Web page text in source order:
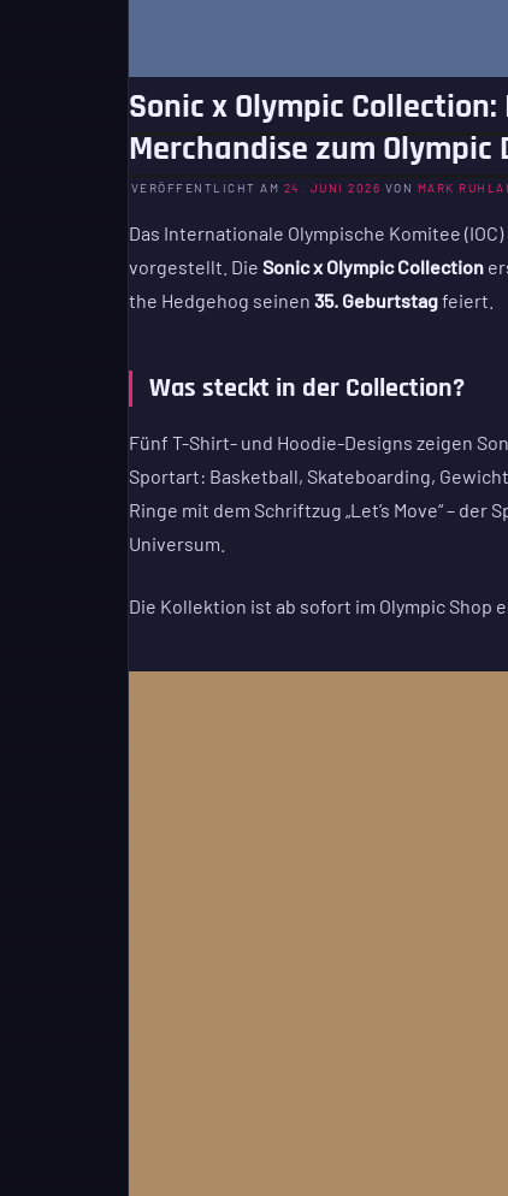
Sonic x Olympic
Merchandise zum Olympic
VERÖFFENTLICHT AM 24. JUNI 2026 VON MARK
Das Internationale Olympische Komitee
vorgestellt. Die Sonic x Olympic Collection
the Hedgehog seinen 35. Geburtstagfeiert.
Was steckt in der Collection?
Fünf T-Shirt- und Hoodie-Designs zeigen
Sportart: Basketball, Skateboarding,
Ringe mit dem Schriftzug „Let’s Move“ –
Universum.
Die Kollektion ist ab sofort im Olympic Shop